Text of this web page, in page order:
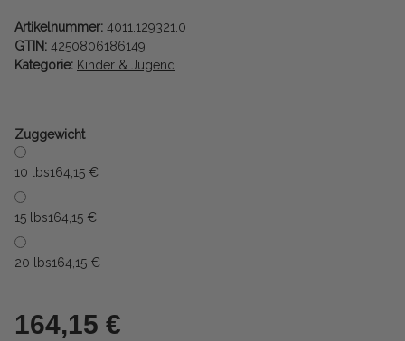
Artikelnummer: 4011.129321.0
GTIN: 4250806186149
Kategorie: Kinder & Jugend
Zuggewicht
10 lbs164,15 €
15 lbs164,15 €
20 lbs164,15 €
164,15 €